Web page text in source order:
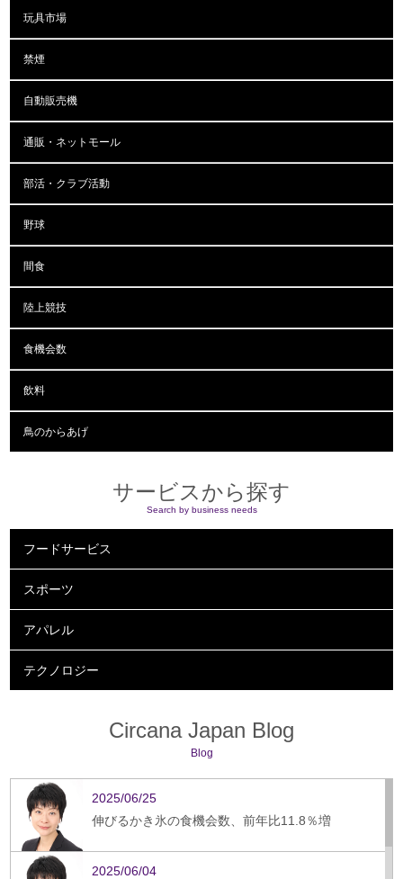
玩具市場
禁煙
自動販売機
通販・ネットモール
部活・クラブ活動
野球
間食
陸上競技
食機会数
飲料
鳥のからあげ
サービスから探す
Search by business needs
フードサービス
スポーツ
アパレル
テクノロジー
Circana Japan Blog
Blog
2025/06/25
伸びるかき氷の食機会数、前年比11.8％増
2025/06/04